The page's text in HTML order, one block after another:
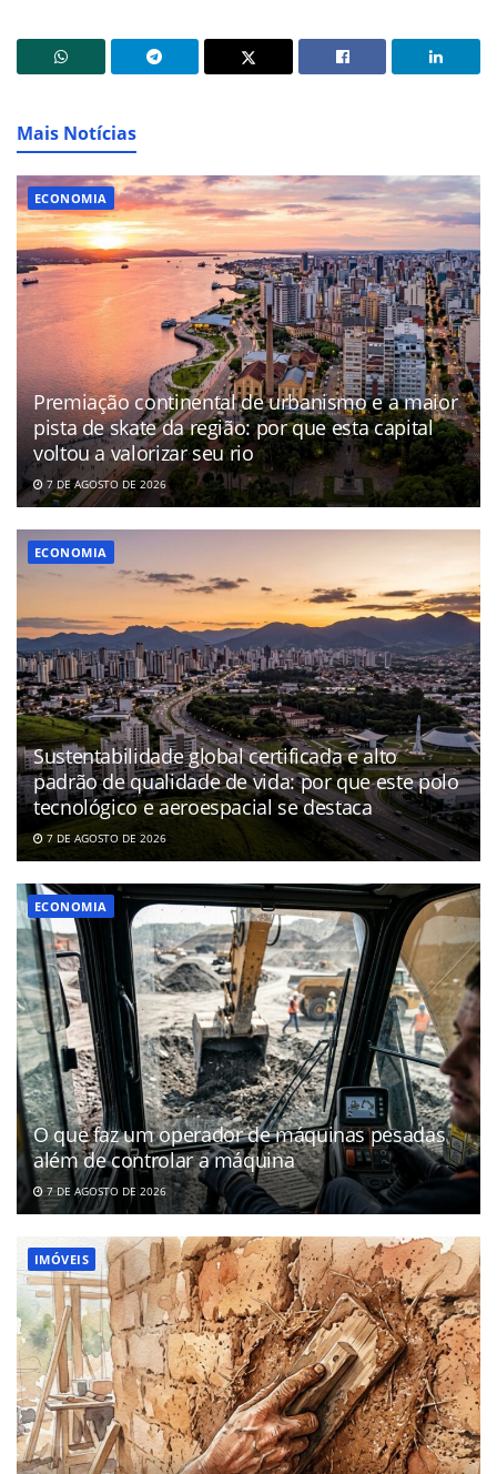
Mais Notícias
ECONOMIA
Premiação continental de urbanismo e a maior
pista de skate da região: por que esta capital
voltou a valorizar seu rio
7 DE AGOSTO DE 2026
ECONOMIA
Sustentabilidade global certificada e alto
padrão de qualidade de vida: por que este polo
tecnológico e aeroespacial se destaca
7 DE AGOSTO DE 2026
ECONOMIA
O que faz um operador de máquinas pesadas
além de controlar a máquina
7 DE AGOSTO DE 2026
IMÓVEIS